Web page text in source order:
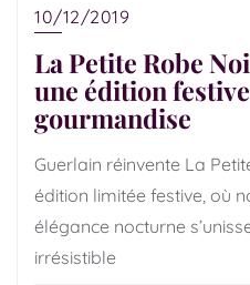
10/12/2019
La Petite Robe
une édition
gourmandise
Guerlain réinvente La
édition limitée festive, où
élégance nocturne
irrésistible